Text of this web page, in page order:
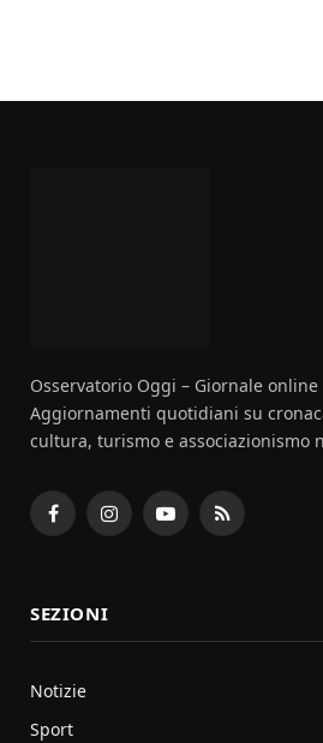
Osservatorio Oggi – Giornale online
Aggiornamenti quotidiani su
cultura, turismo e associazionismo
FacebookInstagramYouTubeRSS
SEZIONI
Notizie
Sport